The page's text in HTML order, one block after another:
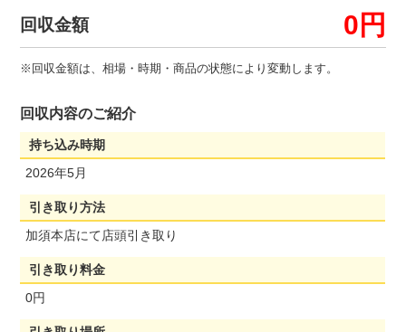
回収金額 0円
※回収金額は、相場・時期・商品の状態により変動します。
回収内容のご紹介
持ち込み時期
2026年5月
引き取り方法
加須本店にて店頭引き取り
引き取り料金
0円